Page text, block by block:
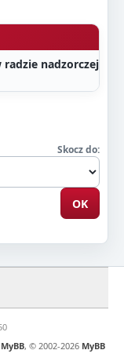
nadzorczej
Skocz do:
MyBB, © 2002-2026 MyBB